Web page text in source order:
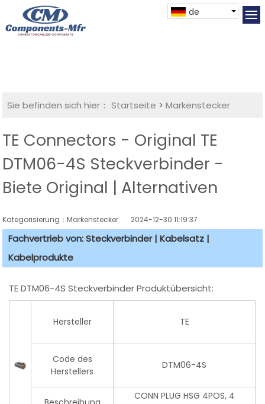
de
Sie befinden sich hier： Startseite >Markenstecker
TE Connectors - Original TE
DTM06-4S Steckverbinder -
Biete Original | Alternativen
Kategorisierung：Markenstecker 2024-12-30 11:19:37
Fachvertrieb von: Steckverbinder | Kabelsatz |
Kabelprodukte
TE DTM06-4S Steckverbinder Produktübersicht:
Hersteller TE
Code des
Herstellers
DTM06-4S
CONN PLUG HSG 4POS, 4